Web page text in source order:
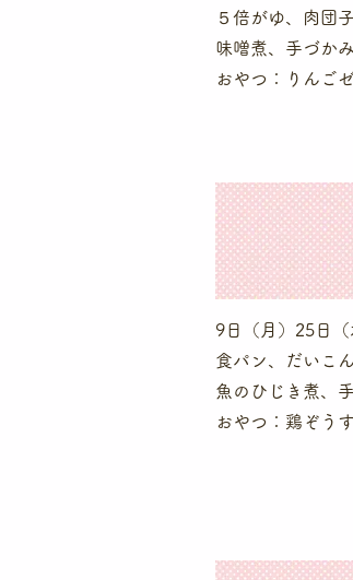
５倍がゆ、肉団
味噌煮、手づか
おやつ：りんご
9日（月 ）25日（
食パン、だいこ
魚のひじき煮、
おやつ：鶏ぞう